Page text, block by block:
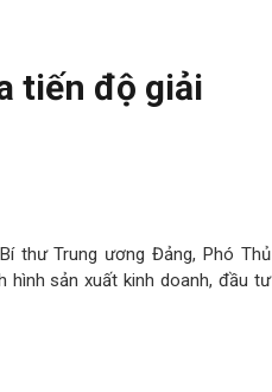
tiến độ giải
thư Trung ương Đảng, Phó Thủ
hình sản xuất kinh doanh, đầu tư